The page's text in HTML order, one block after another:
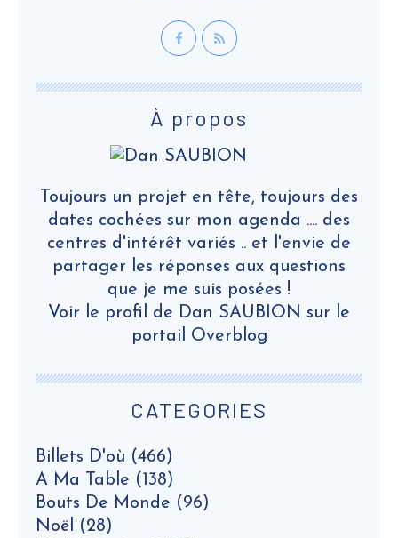
CATEGORIES
Billets D'où (466)
A Ma Table (138)
Bouts De Monde (96)
Noël (28)
À propos
Toujours un projet en tête, toujours des
dates cochées sur mon agenda .... des
centres d'intérêt variés .. et l'envie de
partager les réponses aux questions
que je me suis posées !
Voir le profil de Dan SAUBION sur le
portail Overblog